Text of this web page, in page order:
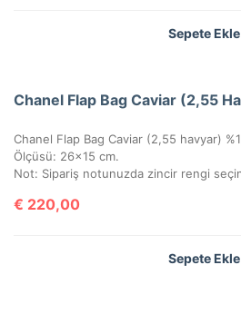
Sepete Ekle
Ölçüsü: 26×15 cm.
€ 220,00
Sepete Ekle